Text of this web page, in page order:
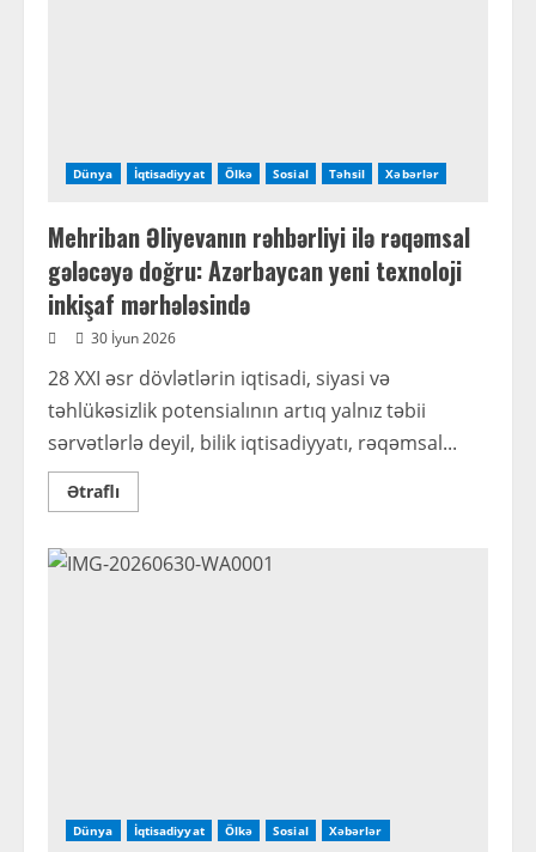
Dünya İqtisadiyyat Ölkə Sosial Təhsil Xəbərlər
Mehriban Əliyevanın rəhbərliyi ilə rəqəmsal
gələcəyə doğru: Azərbaycan yeni texnoloji
inkişaf mərhələsində
30 İyun 2026
28 XXI əsr dövlətlərin iqtisadi, siyasi və
təhlükəsizlik potensialının artıq yalnız təbii
sərvətlərlə deyil, bilik iqtisadiyyatı, rəqəmsal...
ƏtraflıRead
more
Əliyevanın
rəhbərliyi
Dünya İqtisadiyyat Ölkə Sosial Xəbərlər